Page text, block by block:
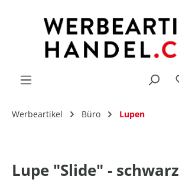
Werbeartikel Büro Lupen
Lupe "Slide" - schwarz